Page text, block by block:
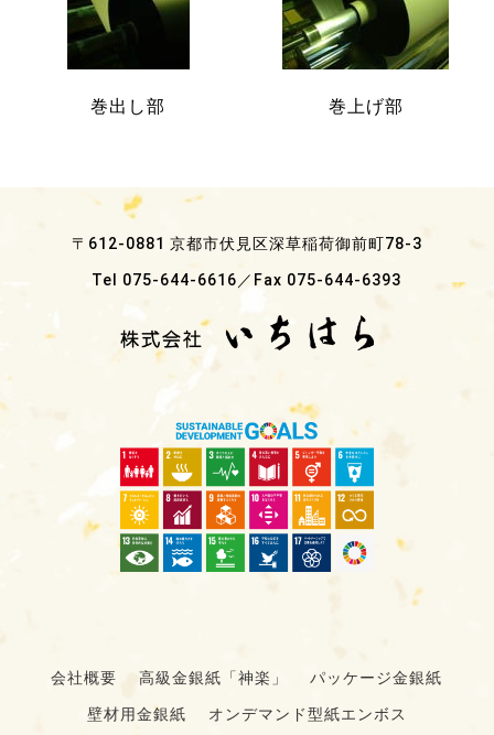
巻出し部 巻上げ部
〒612-0881 京都市伏見区深草稲荷御前町78-3
Tel 075-644-6616／Fax 075-644-6393
会社概要 高級金銀紙「神楽」 パッケージ金銀紙
壁材用金銀紙 オンデマンド型紙エンボス